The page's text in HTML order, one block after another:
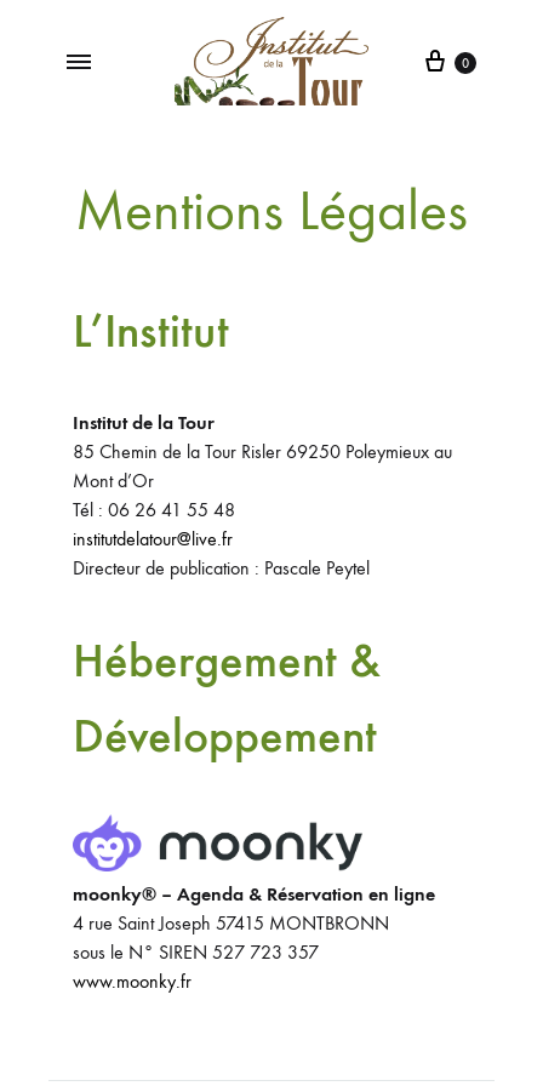
Tour
à
Poleymieux
d'Or
0
Mentions Légales
L’Institut
Institut de la Tour
85 Chemin de la Tour Risler 69250 Poleymieux au
Mont d’Or
Tél : 06 26 41 55 48
institutdelatour@live.fr
Directeur de publication : Pascale Peytel
Hébergement &
Développement
moonky® – Agenda & Réservation en ligne
4 rue Saint Joseph 57415 MONTBRONN
sous le N° SIREN 527 723 357
www.moonky.fr